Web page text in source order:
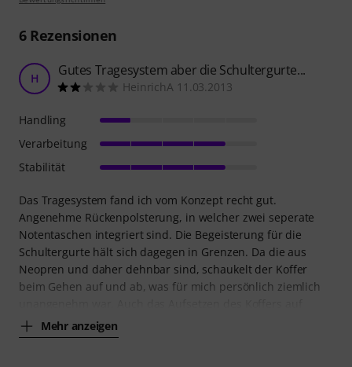
6Rezensionen
H Gutes Tragesystem aber die Schultergurte...
HeinrichA 11.03.2013
Das Tragesystem fand ich vom Konzept recht gut.
Angenehme Rückenpolsterung, in welcher zwei seperate
Notentaschen integriert sind. Die Begeisterung für die
Schultergurte hält sich dagegen in Grenzen. Da die aus
Neopren und daher dehnbar sind, schaukelt der Koffer
beim Gehen auf und ab, was für mich persönlich ziemlich
Mehr anzeigen
Handling
Verarbeitung
Stabilität